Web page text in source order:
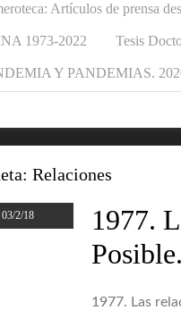
Artículos de prensa
1973-2022 Tesis
Y PANDEMIAS.
Relaciones
03/2/18
1977.
Posible.
1977. Las